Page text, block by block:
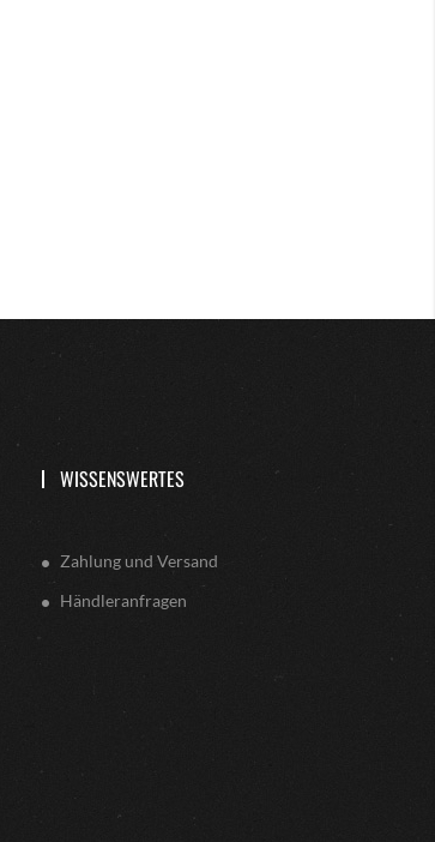
WISSENSWERTES
Zahlung und Versand
Händleranfragen